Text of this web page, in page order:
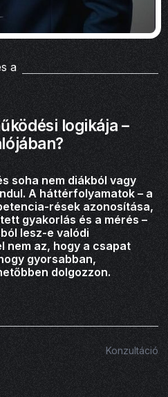
a
logikája –
soha nem diákból vagy
A háttérfolyamatok – a
rések azonosítása,
gyakorlás és a mérés –
lesz-e valódi
nem az, hogy a csapat
gyorsabban,
dolgozzon.
Konzultáció